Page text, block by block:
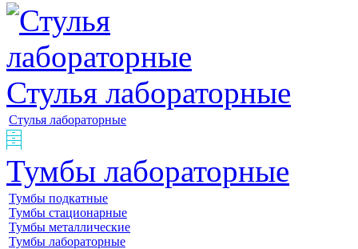
Стулья лабораторные
Стулья лабораторные
Тумбы лабораторные
Тумбы подкатные
Тумбы стационарные
Тумбы металлические
Тумбы лабораторные